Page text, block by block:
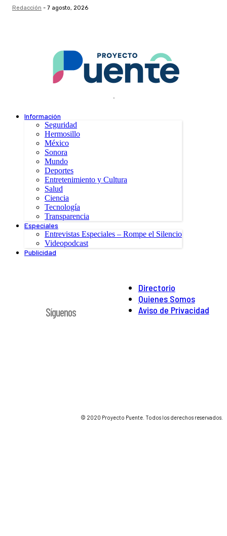
Redacción - 7 agosto, 2026
.
Información
Seguridad
Hermosillo
México
Sonora
Mundo
Deportes
Entretenimiento y Cultura
Salud
Ciencia
Tecnología
Transparencia
Especiales
Entrevistas Especiales – Rompe el Silencio
Videopodcast
Publicidad
Directorio
Quienes Somos
Aviso de Privacidad
Síguenos
© 2020 Proyecto Puente. Todos los derechos reservados.